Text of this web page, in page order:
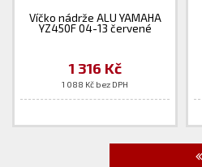
Víčko nádrže ALU YAMAHA
YZ450F 04-13 červené
1 316 Kč
1 088 Kč bez DPH